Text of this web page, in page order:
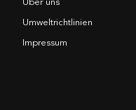
Umweltrichtlinien
Impressum